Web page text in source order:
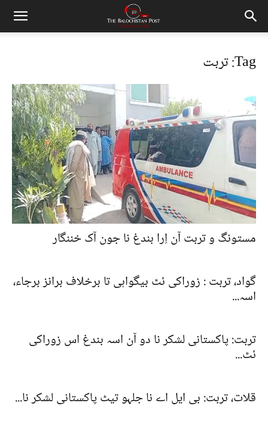
Tag: تربت
مستونگ و تربت آن اِرا بندغ نا جون آک خننگار
گواد، تربت : زوراکی ئٹ بیگواہی تا برخلاف برانز برجاء،
اسہ...
تربت: پاکستانی لشکر نا دو آن اسہ بندغ اس زوراکی
ئٹ...
قلات، تربت: بی ایل اے نا جلہو تیٹ پاکستانی لشکر نا...